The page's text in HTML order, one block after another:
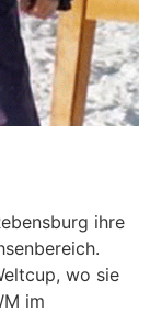
ihre
wo sie
im